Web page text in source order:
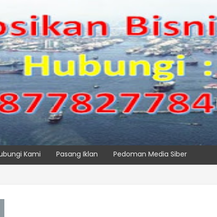
Kami Pasang Iklan Pedoman Media Siber